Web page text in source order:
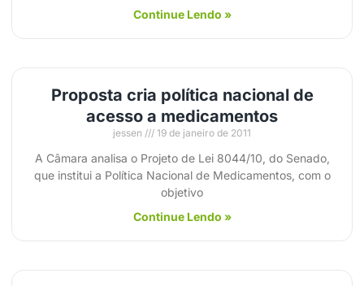
Continue Lendo »
Proposta cria política nacional de
acesso a medicamentos
jessen 19 de janeiro de 2011
A Câmara analisa o Projeto de Lei 8044/10, do Senado,
que institui a Política Nacional de Medicamentos, com o
objetivo
Continue Lendo »